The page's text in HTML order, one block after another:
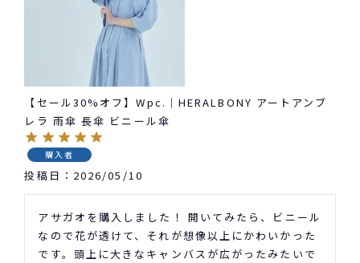
【セール30%オフ】Wpc.｜HERALBONY アートアンブ
レラ 雨傘 長傘 ビニール傘
購入者
投稿日 2026/05/10
アサガオを購入しました！ 開いてみたら、ビニール
なので花が透けて、それが想像以上にかわいかった
です。頭上に大きなキャンバスが広がったみたいで